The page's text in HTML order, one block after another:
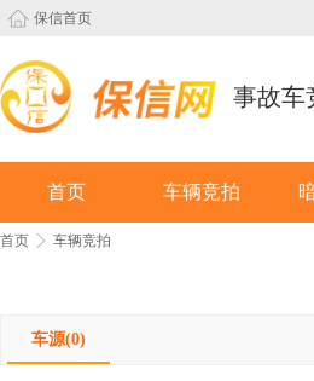
保信首页
事故车
首页 车辆竞拍
首页 车辆竞拍
车源(0)